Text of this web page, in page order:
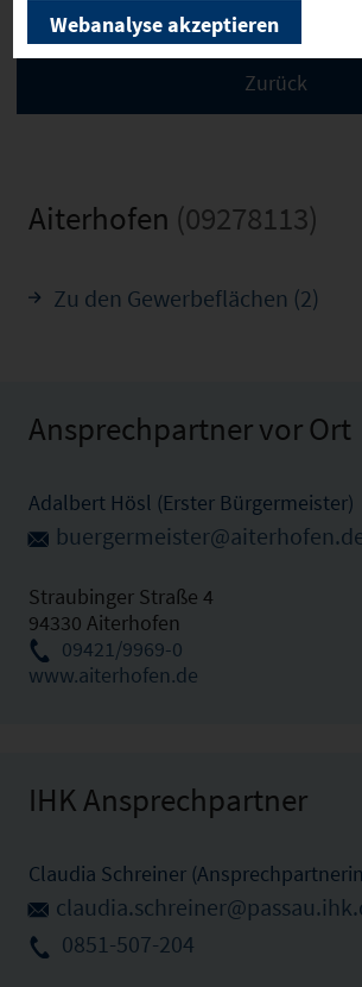
Aiterhofen (09278113)
Zu den Gewerbeflächen (2)
Ansprechpartner vor Ort
Adalbert Hösl (Erster Bürgermeister)
Straubinger Straße 4
94330 Aiterhofen
09421/9969-0
www.aiterhofen.de
IHK Ansprechpartner
Claudia Schreiner
0851-507-204
Webanalyse akzeptieren